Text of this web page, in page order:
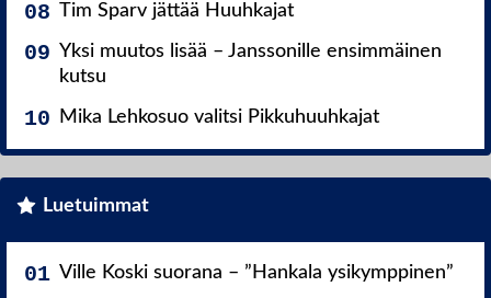
Tim Sparv jättää Huuhkajat
Yksi muutos lisää – Janssonille ensimmäinen
kutsu
Mika Lehkosuo valitsi Pikkuhuuhkajat
Luetuimmat
Ville Koski suorana – ”Hankala ysikymppinen”